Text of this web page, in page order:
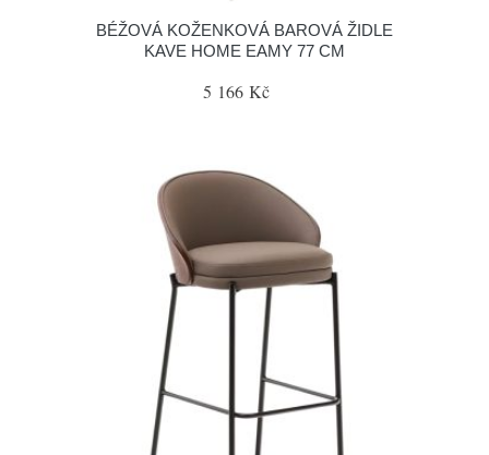
BÉŽOVÁ KOŽENKOVÁ BAROVÁ ŽIDLE
KAVE HOME EAMY 77 CM
5 166 Kč